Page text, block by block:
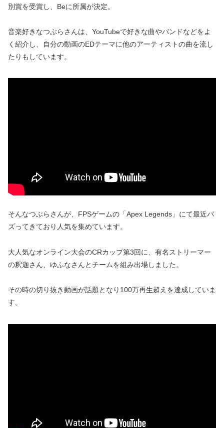
別賞を受賞し、Beに所属が決定。
音楽好きなつぶらさんは、YouTubeで好きな曲やバンドなどをよ
く紹介し、自分の動画のEDテーマに他のアーティストの曲を流し
たりもしています。
そんなつぶらさんが、FPSゲームの「Apex Legends」にて最近バ
ズってきており人気を集めています。
大人気なオンライン大会のCRカップ第3回に、有名ストリーマー
の釈迦さん、ゆふなさんとチームを組み出場しました。
その時の切り抜き動画が話題となり100万再生超えを達成していま
す。